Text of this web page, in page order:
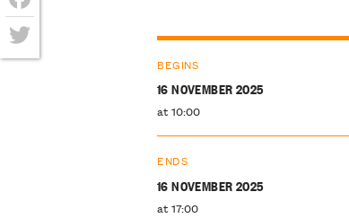
BEGINS
16 NOVEMBER 2025
at 10:00
ENDS
16 NOVEMBER 2025
at 17:00
Facebook
Twitter